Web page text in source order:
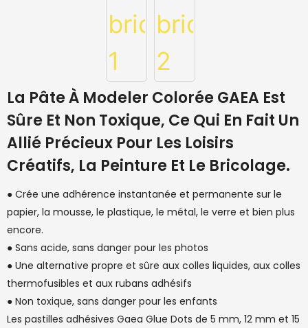
La Pâte À Modeler Colorée GAEA Est
Sûre Et Non Toxique, Ce Qui En Fait Un
Allié Précieux Pour Les Loisirs
Créatifs, La Peinture Et Le Bricolage.
● Crée une adhérence instantanée et permanente sur le
papier, la mousse, le plastique, le métal, le verre et bien plus
encore.
● Sans acide, sans danger pour les photos
● Une alternative propre et sûre aux colles liquides, aux colles
thermofusibles et aux rubans adhésifs
● Non toxique, sans danger pour les enfants
Les pastilles adhésives Gaea Glue Dots de 5 mm, 12 mm et 15